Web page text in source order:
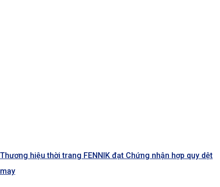
Thương hiệu thời trang FENNIK đạt Chứng nhận hợp quy dệt
may